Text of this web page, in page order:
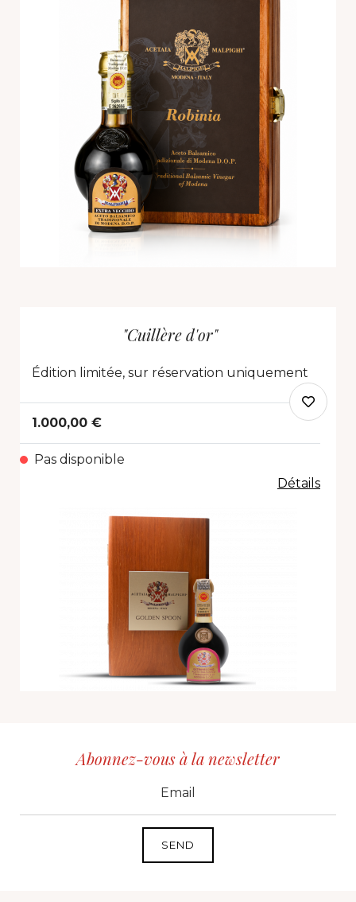
"Cuillère d'or"
Édition limitée, sur réservation uniquement
1.000,00 €
Pas disponible
Détails
Abonnez-vous à la newsletter